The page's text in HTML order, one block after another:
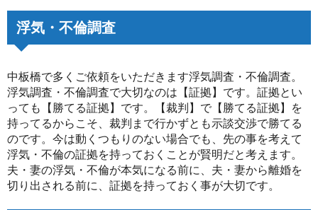
浮気・不倫調査
中板橋で多くご依頼をいただきます浮気調査・不倫調査。
浮気調査・不倫調査で大切なのは【証拠】です。証拠とい
っても【勝てる証拠】です。【裁判】で【勝てる証拠】を
持ってるからこそ、裁判まで行かずとも示談交渉で勝てる
のです。今は動くつもりのない場合でも、先の事を考えて
浮気・不倫の証拠を持っておくことが賢明だと考えます。
夫・妻の浮気・不倫が本気になる前に、夫・妻から離婚を
切り出される前に、証拠を持っておく事が大切です。